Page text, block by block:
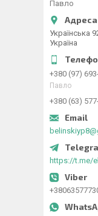
Павло
Українська
Україна
+380 (97)
Павло
+380 (63)
https://t.me/